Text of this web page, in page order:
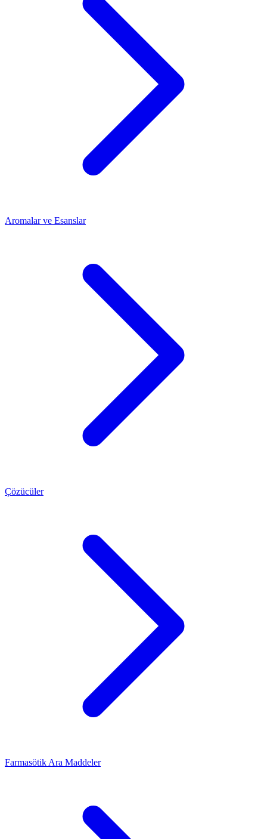
Aromalar ve Esanslar
Çözücüler
Farmasötik Ara Maddeler